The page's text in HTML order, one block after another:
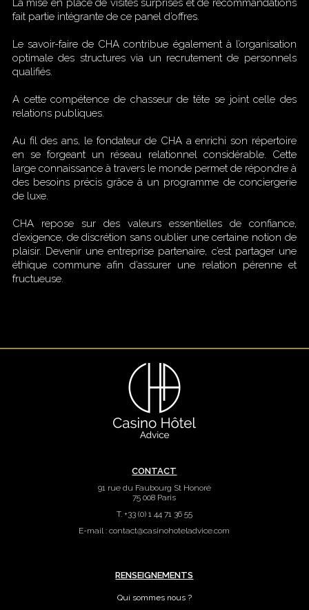
La mise en place de visites surprises et de recommandations
fait partie intégrante de ce panel d’offres.
Le savoir-faire de CHA contribue également à l’organisation
optimale des structures via un recrutement de personnels
qualifiés.
A cette compétence de chasseur de tête se joint celle des
relations publiques.
Au fil des ans, le fondateur de CHA a enrichi son répertoire
en se forgeant un réseau relationnel considérable. Cette
large connaissance à travers le monde permet de répondre à
des besoins précis grâce à un programme de conciergerie
de luxe.
CHA repose sur des valeurs essentielles de confiance,
d’exigence, de discrétion sans oublier une certaine notion de
plaisir. Devenir une entreprise partenaire, c’est partager une
éthique commune afin d’assurer une relation pérenne et
fructueuse.
CONTACT
91 rue du Faubourg St Honoré
75 008 Paris
T. +33 (0) 1 44 71 36 55
E-mail : contact@casinohoteladvice.com
RENSEIGNEMENTS
Qui sommes nous ?